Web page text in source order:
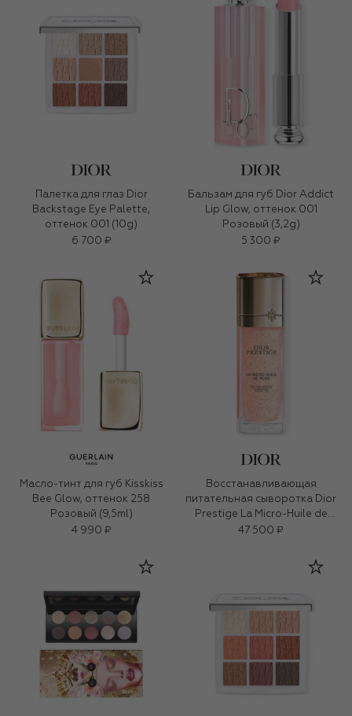
Палетка для глаз Dior
Backstage Eye Palette,
оттенок 001 (10g)
6 700 ₽
Бальзам для губ Dior Addict
Lip Glow, оттенок 001
Розовый (3,2g)
5 300 ₽
Масло-тинт для губ Kisskiss
Bee Glow, оттенок 258
Розовый (9,5ml)
4 990 ₽
Восстанавливающая
питательная сыворотка Dior
Prestige La Micro-Huile de
Rose (50ml)
47 500 ₽